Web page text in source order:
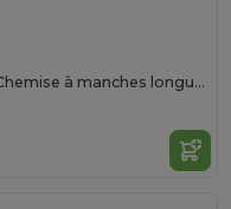
MOSCU WOMAN Chemise à manches longues pour femme en tissu élastique